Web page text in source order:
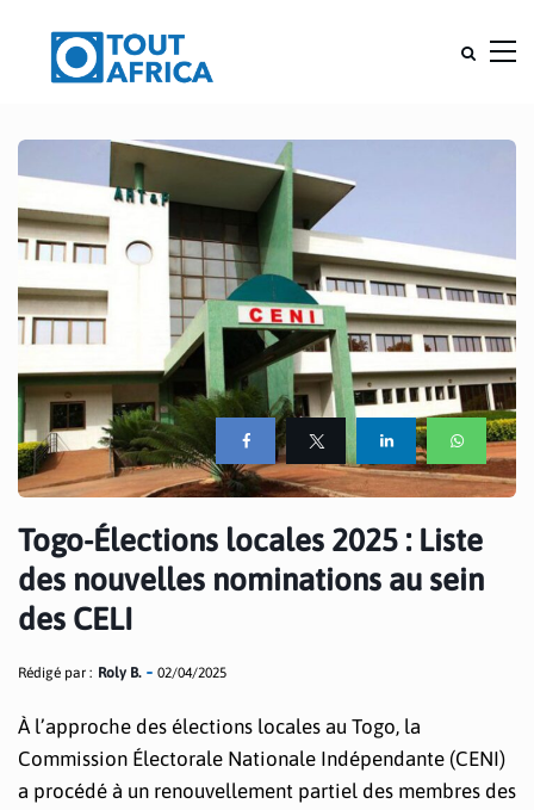
Togo-Élections locales 2025 : Liste
des nouvelles nominations au sein
des CELI
Rédigé par : Roly B. 02/04/2025
À l’approche des élections locales au Togo, la
Commission Électorale Nationale Indépendante (CENI)
a procédé à un renouvellement partiel des membres des